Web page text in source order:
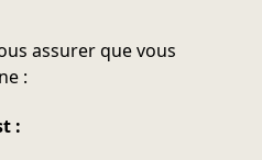
assurer que vous
:
: